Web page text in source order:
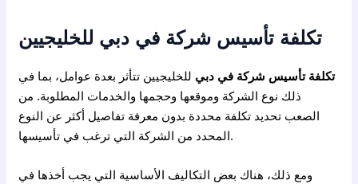
تكلفة تأسيس شركة في دبي للخليجيين
تكلفة تأسيس شركة في دبي للخليجيين تتأثر بعدة عوامل، بما في
ذلك نوع الشركة وموقعها وحجمها والخدمات المطلوبة. من
الصعب تحديد تكلفة محددة بدون معرفة تفاصيل أكثر عن النوع
المحدد من الشركة التي ترغب في تأسيسها.
ومع ذلك، هناك بعض التكاليف الأساسية التي يجب أخذها في